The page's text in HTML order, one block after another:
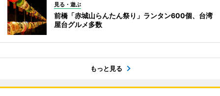
見る・遊ぶ
前橋「赤城山らんたん祭り」ランタン600個、台湾
屋台グルメ多数
もっと見る